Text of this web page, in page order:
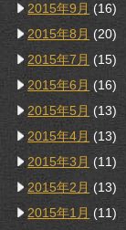
2015年9月 (16)
2015年8月 (20)
2015年7月 (15)
2015年6月 (16)
2015年5月 (13)
2015年4月 (13)
2015年3月 (11)
2015年2月 (13)
2015年1月 (11)